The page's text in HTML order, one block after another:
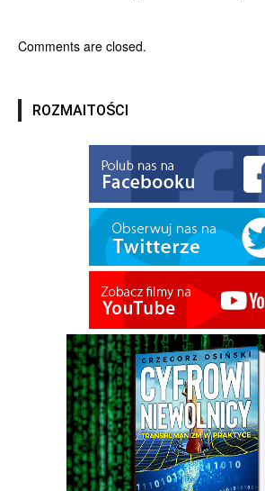
Comments are closed.
ROZMAITOŚCI